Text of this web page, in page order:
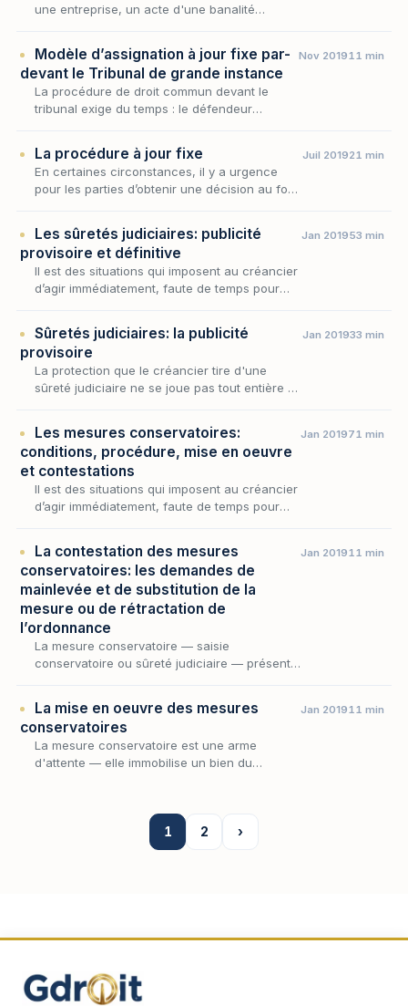
une entreprise, un acte d'une banalité
d'une…
Modèle d’assignation à jour fixe par-
devant le Tribunal de grande instance
La procédure de droit commun devant le
tribunal exige du temps : le défendeur
en état,…
Nov 201911 min
La procédure à jour fixe
En certaines circonstances, il y a urgence
pour les parties d’obtenir une décision au fond
Juil 201921 min
Les sûretés judiciaires: publicité
provisoire et définitive
Il est des situations qui imposent au créancier
d’agir immédiatement, faute de temps pour
Jan 201953 min
Sûretés judiciaires: la publicité
provisoire
La protection que le créancier tire d'une
sûreté judiciaire ne se joue pas tout entière au
rang,…
Jan 201933 min
Les mesures conservatoires:
conditions, procédure, mise en oeuvre
et contestations
Il est des situations qui imposent au créancier
d’agir immédiatement, faute de temps pour
en…
Jan 201971 min
La contestation des mesures
conservatoires: les demandes de
mainlevée et de substitution de la
mesure ou de rétractation de
l’ordonnance
La mesure conservatoire — saisie
conservatoire ou sûreté judiciaire — présente
justifie…
Jan 201911 min
La mise en oeuvre des mesures
conservatoires
La mesure conservatoire est une arme
d'attente — elle immobilise un bien du
Jan 201911 min
1 2 ›